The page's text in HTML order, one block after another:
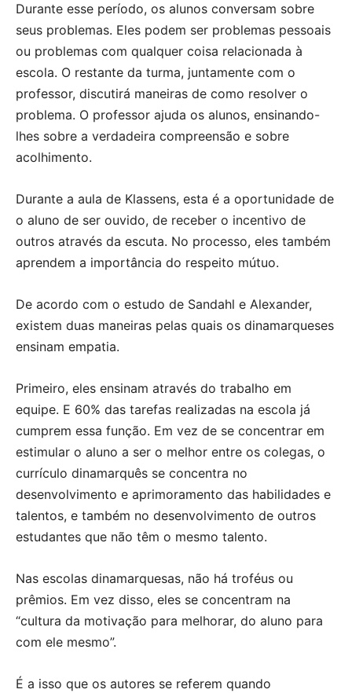
Durante esse período, os alunos conversam sobre
seus problemas. Eles podem ser problemas pessoais
ou problemas com qualquer coisa relacionada à
escola. O restante da turma, juntamente com o
professor, discutirá maneiras de como resolver o
problema. O professor ajuda os alunos, ensinando-
lhes sobre a verdadeira compreensão e sobre
acolhimento.
Durante a aula de Klassens, esta é a oportunidade de
o aluno de ser ouvido, de receber o incentivo de
outros através da escuta. No processo, eles também
aprendem a importância do respeito mútuo.
De acordo com o estudo de Sandahl e Alexander,
existem duas maneiras pelas quais os dinamarqueses
ensinam empatia.
Primeiro, eles ensinam através do trabalho em
equipe. E 60% das tarefas realizadas na escola já
cumprem essa função. Em vez de se concentrar em
estimular o aluno a ser o melhor entre os colegas, o
currículo dinamarquês se concentra no
desenvolvimento e aprimoramento das habilidades e
talentos, e também no desenvolvimento de outros
estudantes que não têm o mesmo talento.
Nas escolas dinamarquesas, não há troféus ou
prêmios. Em vez disso, eles se concentram na
“cultura da motivação para melhorar, do aluno para
com ele mesmo”.
É a isso que os autores se referem quando